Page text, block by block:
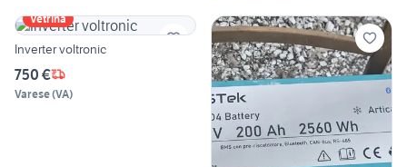
Vetrina
Inverter voltronic
750 €
Varese(VA)